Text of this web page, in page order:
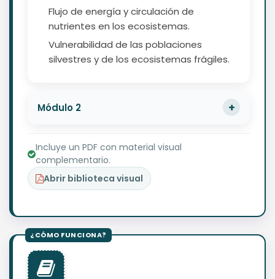
Flujo de energía y circulación de
nutrientes en los ecosistemas.
Vulnerabilidad de las poblaciones
silvestres y de los ecosistemas frágiles.
Módulo 2
Incluye un PDF con material visual
complementario.
Abrir biblioteca visual